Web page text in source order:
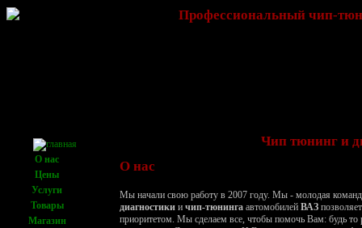
Профессиональный чип-
О нас
Цены
Услуги
Товары
Магазин
Чип тюнинг и
О нас
Мы начали свою работу в 2007 году. Мы - молодая
диагностики и чип-тюнинга автомобилей ВАЗ
приоритетом. Мы сделаем все, чтобы помочь Вам: будь то